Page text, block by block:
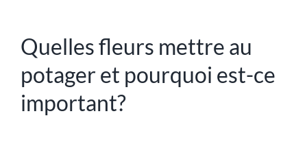
Quelles fleurs mettre au
potager et pourquoi est-ce
important?